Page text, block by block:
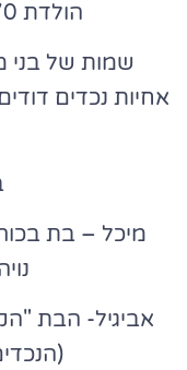
הולדת 70 לאשתי סימה (ליבה)
שמות של
אחיות נכדים
מיכל – בת
אביגיל- הבת